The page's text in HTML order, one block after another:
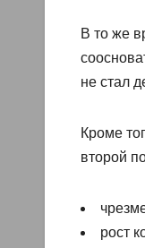
В то же
не стал
Кроме
второй
рост